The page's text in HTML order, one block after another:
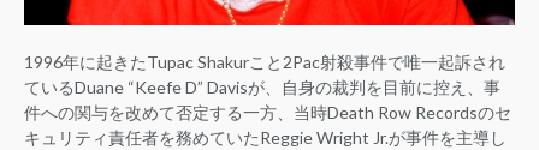
1996年に起きたTupac Shakurこと2Pac射殺事件で唯一起訴され
ているDuane “Keefe D” Davisが、自身の裁判を目前に控え、事
件への関与を改めて否定する一方、当時Death Row Recordsのセ
キュリティ責任者を務めていたReggie Wright Jr.が事件を主導し